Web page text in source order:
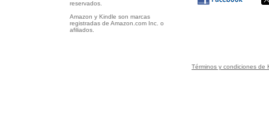
reservados.
Amazon y Kindle son marcas
registradas de Amazon.com Inc. o
afiliados.
Términos y condiciones de